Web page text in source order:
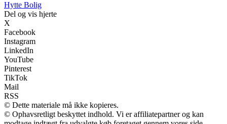
Hytte Bolig
Del og vis hjerte
X
Facebook
Instagram
LinkedIn
YouTube
Pinterest
TikTok
Mail
RSS
© Dette materiale må ikke kopieres.
© Ophavsretligt beskyttet indhold. Vi er affiliatepartner og kan